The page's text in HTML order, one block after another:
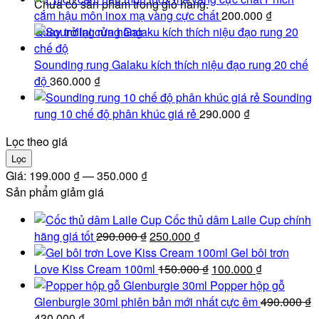
Chưa có sản phẩm trong giỏ hàng.
Quay trở lại cửa hàng
cắm hậu môn inox mạ vàng cực chất200.000 ₫
Sounding rung Galaku kích thích niệu đạo rung 20 chế
độ360.000 ₫
Sounding
rung 10 chế độ phân khúc giá rẻ290.000 ₫
Lọc theo giá
Giá
tối
thiểu
Giá
tối
đa
Lọc
Giá: 199.000 ₫—350.000 ₫
Sản phẩm giảm giá
Cốc thủ dâm Laile Cup chính
hãng giá tốt290.000₫Giá
gốc
là:
290.000 ₫.
250.000 ₫Giá
hiện
tại
là:
250.000 ₫.
Gel bôi trơn
Love Kiss Cream 100ml 150.000₫ Giá
gốc
là:
100.000 ₫Giá
hiện
tại
Popper hộp gỗ
Glenburgie 30ml phiên bản mới nhất cực êm490.000₫